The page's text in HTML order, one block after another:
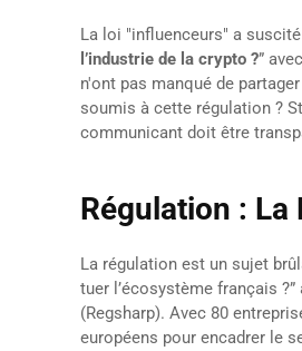
La loi "influenceurs" a
l’industrie de la crypto ?”
n'ont pas manqué de
soumis à cette régulation ?
communicant doit être
Régulation :
La régulation est un sujet
tuer l’écosystème français
(Regsharp). Avec 80
européens pour encadrer le